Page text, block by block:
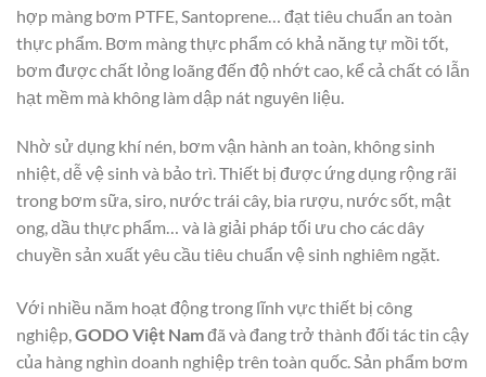
hợp màng bơm PTFE, Santoprene… đạt tiêu chuẩn an toàn
thực phẩm. Bơm màng thực phẩm có khả năng tự mồi tốt,
bơm được chất lỏng loãng đến độ nhớt cao, kể cả chất có lẫn
hạt mềm mà không làm dập nát nguyên liệu.
Nhờ sử dụng khí nén, bơm vận hành an toàn, không sinh
nhiệt, dễ vệ sinh và bảo trì. Thiết bị được ứng dụng rộng rãi
trong bơm sữa, siro, nước trái cây, bia rượu, nước sốt, mật
ong, dầu thực phẩm… và là giải pháp tối ưu cho các dây
chuyền sản xuất yêu cầu tiêu chuẩn vệ sinh nghiêm ngặt.
Với nhiều năm hoạt động trong lĩnh vực thiết bị công
nghiệp,GODO Việt Namđã và đang trở thành đối tác tin cậy
của hàng nghìn doanh nghiệp trên toàn quốc. Sản phẩm bơm